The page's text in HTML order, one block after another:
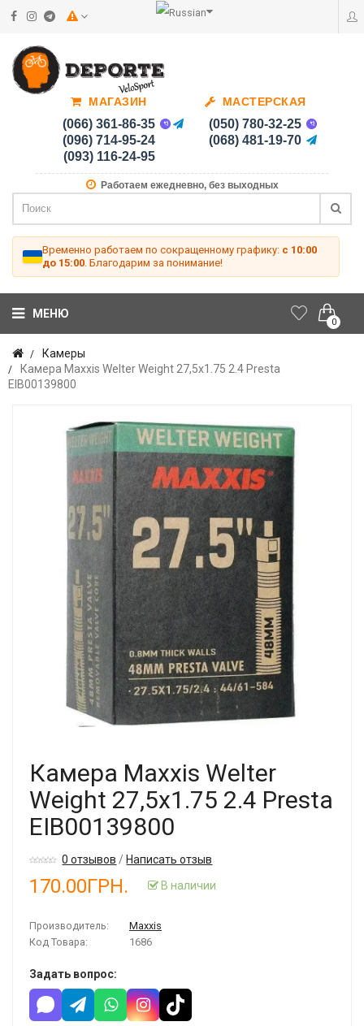
МАГАЗИН
(066) 361-86-35
(096) 714-95-24
(093) 116-24-95
МАСТЕРСКАЯ
(050) 780-32-25
(068) 481-19-70
Работаем ежедневно, без выходных
Временно работаем по сокращенному графику: с 10:00
до 15:00 . Благодарим за понимание!
0
МЕНЮ
Камеры
Камера Maxxis Welter Weight 27,5x1.75 2.4 Presta
EIB00139800
Камера Maxxis Welter
Weight 27,5x1.75 2.4 Presta
EIB00139800
0 отзывов /Написать отзыв
170.00ГРН. В наличии
Производитель:
Maxxis
Код Товара:
1686
Задать вопрос: